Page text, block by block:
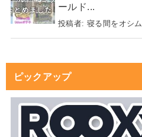
ールド...
投稿者: 寝る間をオシム
ピックアップ